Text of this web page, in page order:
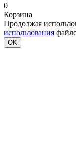
0
Корзина
Продолжая
использования
OK